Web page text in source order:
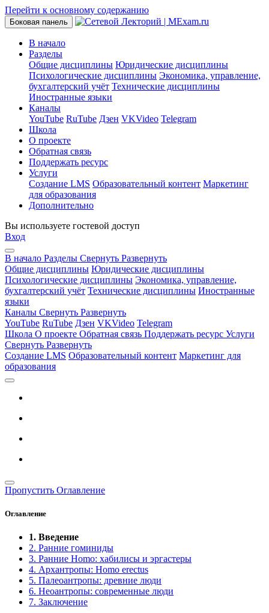
Перейти к основному содержанию
Боковая панель
В начало
Разделы
Общие дисциплины Юридические дисциплины
Психологические дисциплины Экономика, управление,
бухгалтерский учёт Технические дисциплины
Иностранные языки
Каналы
YouTube RuTube Дзен VKVideo Telegram
Школа
О проекте
Обратная связь
Поддержать ресурс
Услуги
Создание LMS Образовательный контент Маркетинг
для образования
Дополнительно
Вы используете гостевой доступ
Вход
В начало Разделы Свернуть Развернуть
Общие дисциплины Юридические дисциплины
Психологические дисциплины Экономика, управление,
бухгалтерский учёт Технические дисциплины Иностранные
языки
Каналы Свернуть Развернуть
YouTube RuTube Дзен VKVideo Telegram
Школа О проекте Обратная связь Поддержать ресурс Услуги
Свернуть Развернуть
Создание LMS Образовательный контент Маркетинг для
образования
Пропустить Оглавление
Оглавление
1. Введение
2. Ранние гоминиды
3. Ранние Homo: хабилисы и эргастеры
4. Архантропы: Homo erectus
5. Палеоантропы: древние люди
6. Неоантропы: современные люди
7. Заключение